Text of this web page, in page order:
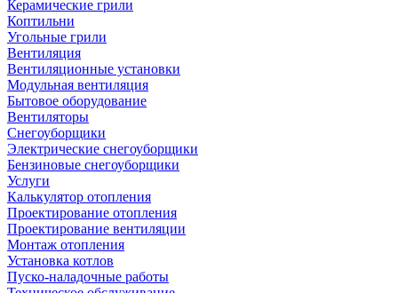
Керамические грили
Коптильни
Угольные грили
Вентиляция
Вентиляционные установки
Модульная вентиляция
Бытовое оборудование
Вентиляторы
Снегоуборщики
Электрические снегоуборщики
Бензиновые снегоуборщики
Услуги
Калькулятор отопления
Проектирование отопления
Проектирование вентиляции
Монтаж отопления
Установка котлов
Пуско-наладочные работы